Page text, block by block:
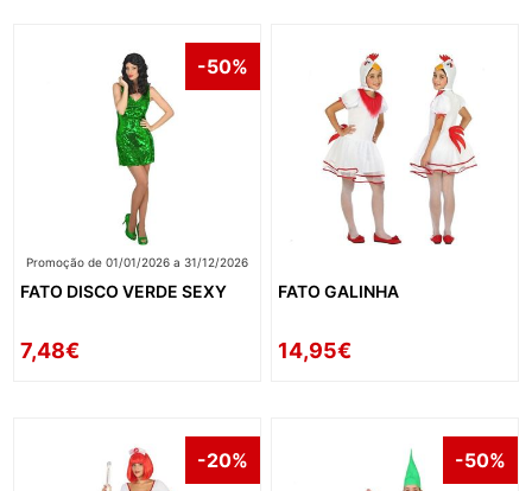
-50%
Promoção de 01/01/2026 a 31/12/2026
FATO DISCO VERDE SEXY
7,48€
FATO GALINHA
14,95€
-20% -50%